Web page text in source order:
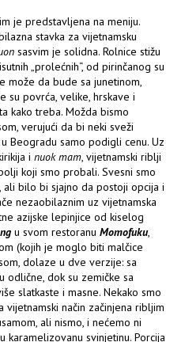
je predstavljena na meniju.
stavka za vijetnamsku
sasvim je solidna. Rolnice stižu
„prolećnih“, od pirinčanog su
može da bude sa junetinom,
su povrća, velike, hrskave i
kako treba. Možda bismo
verujući da bi neki sveži
Beogradu samo podigli cenu. Uz
inuok mam, vijetnamski riblji
koji smo probali. Svesni smo
bilo bi sjajno da postoji opcija i
nezaobilaznim uz vijetnamska
azijske lepinjice od kiselog
u svom restoranuMomofuku,
(kojih je moglo biti malčice
dolaze u dve verzije: sa
odlične, dok su zemičke sa
slatkaste i masne. Nekako smo
vijetnamski način začinjena ribljim
ali nismo, i nećemo ni
karamelizovanu svinjetinu. Porcija